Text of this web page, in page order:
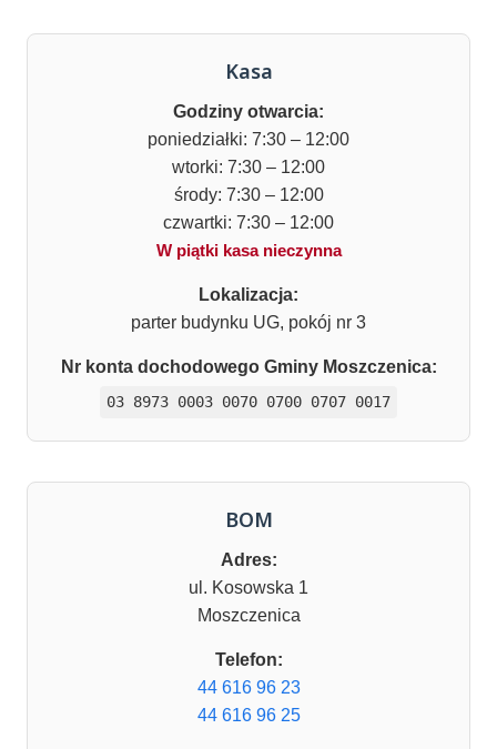
Kasa
Godziny otwarcia:
poniedziałki: 7:30 – 12:00
wtorki: 7:30 – 12:00
środy: 7:30 – 12:00
czwartki: 7:30 – 12:00
W piątki kasa nieczynna
Lokalizacja:
parter budynku UG, pokój nr 3
Nr konta dochodowego Gminy Moszczenica:
03 8973 0003 0070 0700 0707 0017
BOM
Adres:
ul. Kosowska 1
Moszczenica
Telefon:
44 616 96 23
44 616 96 25